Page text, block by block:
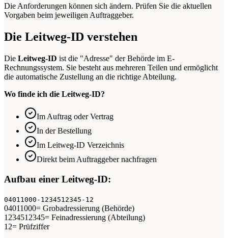
Die Anforderungen können sich ändern. Prüfen Sie die aktuellen
Vorgaben beim jeweiligen Auftraggeber.
Die Leitweg-ID verstehen
Die Leitweg-ID ist die "Adresse" der Behörde im E-
Rechnungssystem. Sie besteht aus mehreren Teilen und ermöglicht
die automatische Zustellung an die richtige Abteilung.
Wo finde ich die Leitweg-ID?
Im Auftrag oder Vertrag
In der Bestellung
Im Leitweg-ID Verzeichnis
Direkt beim Auftraggeber nachfragen
Aufbau einer Leitweg-ID:
04011000-1234512345-12
04011000= Grobadressierung (Behörde)
1234512345= Feinadressierung (Abteilung)
12= Prüfziffer